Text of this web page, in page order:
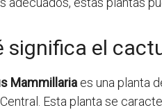
significa el
Mammillaria es una planta
Esta planta se